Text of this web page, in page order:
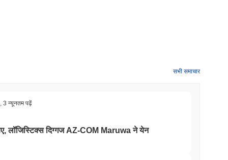
सभी समाचार
3 न्यूनतम पढ़ें
लॉजिस्टिक्स दिग्गज AZ-COM Maruwa ने येन